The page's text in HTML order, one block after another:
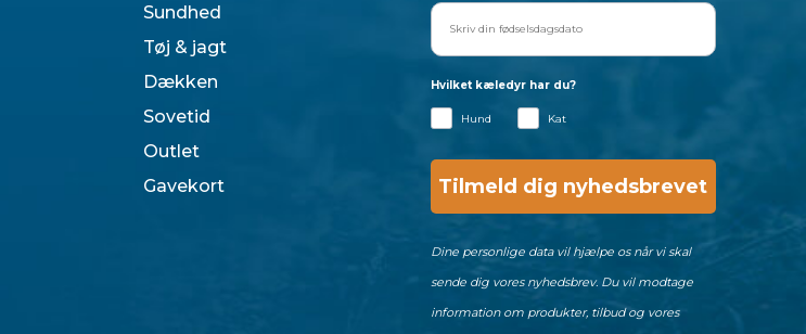
Sundhed
Tøj & jagt
Dækken
Sovetid
Outlet
Gavekort
Hvilket kæledyr har du?
Hund Kat
Tilmeld dig nyhedsbrevet
Dine personlige data vil hjælpe os når vi skal
sende dig vores nyhedsbrev. Du vil modtage
information om produkter, tilbud og vores